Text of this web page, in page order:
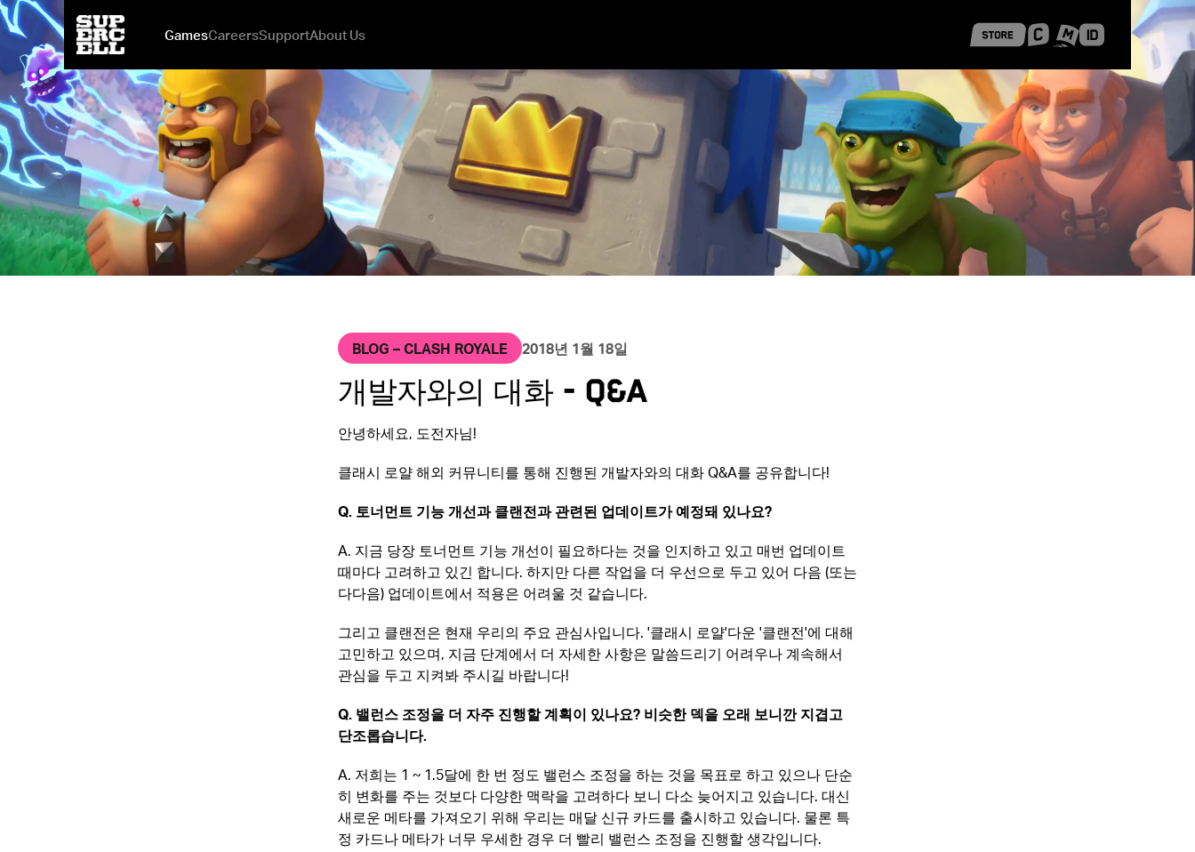
Games
mo.coSquad BustersBrawl StarsClash RoyaleBoom BeachClash of ClansHay Day
Careers
Open PositionsWhy You Might Love It HereOur OfficesJoining SupercellLiving in HelsinkiLiving in LondonLiving in ShanghaiCareer Stories
Support
Be Safe & Play Fair
About Us
NewsNew Games at SupercellInvestmentsIlkka's Long TextsGames FirstSpark
BLOG – CLASH ROYALE 2018년 1월 18일
개발자와의 대화 - Q&A
안녕하세요, 도전자님!
클래시 로얄 해외 커뮤니티를 통해 진행된 개발자와의 대화 Q&A를 공유합니다!
Q. 토너먼트 기능 개선과 클랜전과 관련된 업데이트가 예정돼 있나요?
A. 지금 당장 토너먼트 기능 개선이 필요하다는 것을 인지하고 있고 매번 업데이트
때마다 고려하고 있긴 합니다. 하지만 다른 작업을 더 우선으로 두고 있어 다음 (또는
다다음) 업데이트에서 적용은 어려울 것 같습니다.
그리고 클랜전은 현재 우리의 주요 관심사입니다. '클래시 로얄'다운 '클랜전'에 대해
고민하고 있으며, 지금 단계에서 더 자세한 사항은 말씀드리기 어려우나 계속해서
관심을 두고 지켜봐 주시길 바랍니다!
Q. 밸런스 조정을 더 자주 진행할 계획이 있나요? 비슷한 덱을 오래 보니깐 지겹고
단조롭습니다.
A. 저희는 1 ~ 1.5달에 한 번 정도 밸런스 조정을 하는 것을 목표로 하고 있으나 단순
히 변화를 주는 것보다 다양한 맥락을 고려하다 보니 다소 늦어지고 있습니다. 대신
새로운 메타를 가져오기 위해 우리는 매달 신규 카드를 출시하고 있습니다. 물론 특
정 카드나 메타가 너무 우세한 경우 더 빨리 밸런스 조정을 진행할 생각입니다.